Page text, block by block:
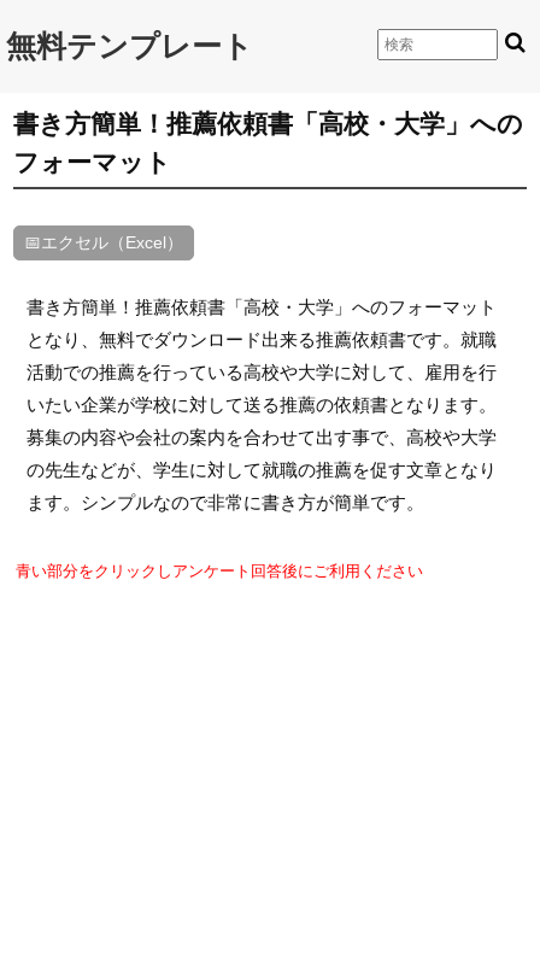
無料テンプレート
書き方簡単！推薦依頼書「高校・大学」への
フォーマット
📅エクセル（Excel）
書き方簡単！推薦依頼書「高校・大学」へのフォーマット
となり、無料でダウンロード出来る推薦依頼書です。就職
活動での推薦を行っている高校や大学に対して、雇用を行
いたい企業が学校に対して送る推薦の依頼書となります。
募集の内容や会社の案内を合わせて出す事で、高校や大学
の先生などが、学生に対して就職の推薦を促す文章となり
ます。シンプルなので非常に書き方が簡単です。
青い部分をクリックしアンケート回答後にご利用ください